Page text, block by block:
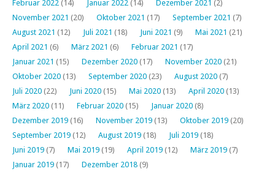
Februar 2022 (14) Januar 2022 (14) Dezember 2021 (2)
November 2021 (20) Oktober 2021 (17) September 2021 (7)
August 2021 (12) Juli 2021 (18) Juni 2021 (9) Mai 2021 (21)
April 2021 (6) März 2021 (6) Februar 2021 (17)
Januar 2021 (15) Dezember 2020 (17) November 2020 (21)
Oktober 2020 (13) September 2020 (23) August 2020 (7)
Juli 2020 (22) Juni 2020 (15) Mai 2020 (13) April 2020 (13)
März 2020 (11) Februar 2020 (15) Januar 2020 (8)
Dezember 2019 (16) November 2019 (13) Oktober 2019 (20)
September 2019 (12) August 2019 (18) Juli 2019 (18)
Juni 2019 (7) Mai 2019 (19) April 2019 (12) März 2019 (7)
Januar 2019 (17) Dezember 2018 (9)